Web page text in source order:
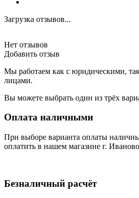
Загрузка отзывов...
Нет отзывов
Добавить отзыв
Мы работаем как с юридическими,
лицами.
Вы можете выбрать один из трёх
Оплата наличными
При выборе варианта оплаты
оплатить в нашем магазине г.
Безналичный расчёт